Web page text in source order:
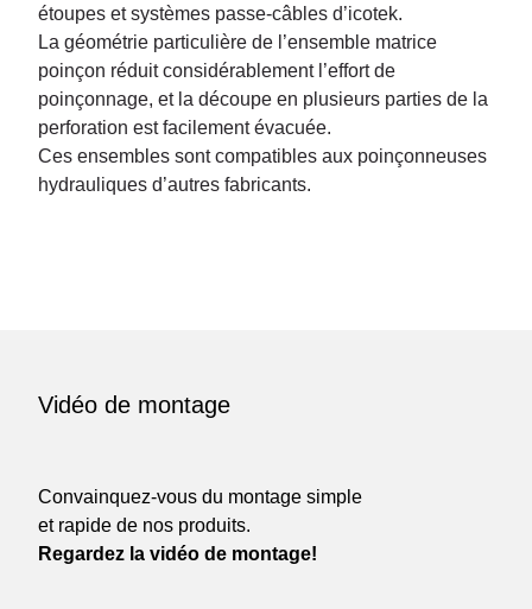
étoupes et systèmes passe-câbles d’icotek.
La géométrie particulière de l’ensemble matrice
poinçon réduit considérablement l’effort de
poinçonnage, et la découpe en plusieurs parties de la
perforation est facilement évacuée.
Ces ensembles sont compatibles aux poinçonneuses
hydrauliques d’autres fabricants.
Vidéo de montage
Convainquez-vous du montage simple
et rapide de nos produits.
Regardez la vidéo de montage!